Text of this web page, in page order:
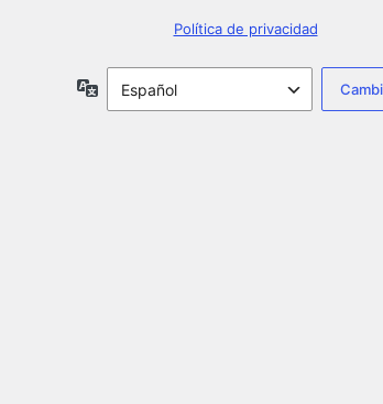
Política de privacidad
Idioma